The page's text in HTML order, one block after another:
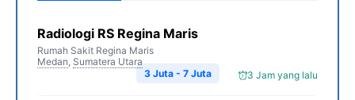
Radiologi RS Regina Maris
Rumah Sakit Regina Maris
Medan, Sumatera Utara
3 Jam yang lalu
3 Juta - 7 Juta